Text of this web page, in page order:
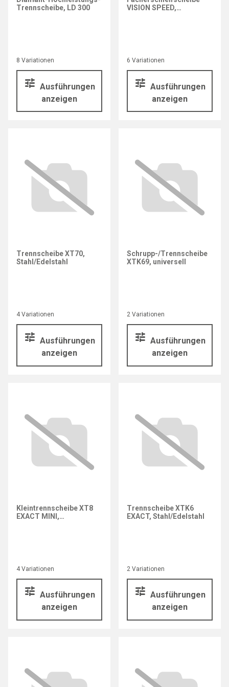
8 Variationen
Ausführungen
anzeigen
Trennscheibe, LD 300
6 Variationen
Ausführungen
anzeigen
VISION SPEED,
4 Variationen
Ausführungen
anzeigen
Trennscheibe XT70,
Stahl/Edelstahl
2 Variationen
Ausführungen
anzeigen
Schrupp-/Trennscheibe
XTK69, universell
4 Variationen
Ausführungen
anzeigen
Kleintrennscheibe XT8
EXACT MINI,
2 Variationen
Ausführungen
anzeigen
Trennscheibe XTK6
EXACT, Stahl/Edelstahl